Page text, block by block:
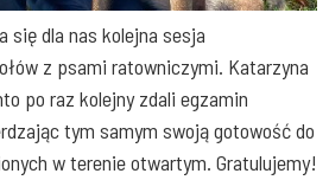
się dla nas kolejna sesja
z psami ratowniczymi. Katarzyna
po raz kolejny zdali egzamin
tym samym swoją gotowość do
w terenie otwartym. Gratulujemy!